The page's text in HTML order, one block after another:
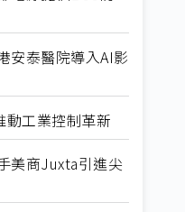
安泰醫院導入AI影
動工業控制革新
美商Juxta引進尖